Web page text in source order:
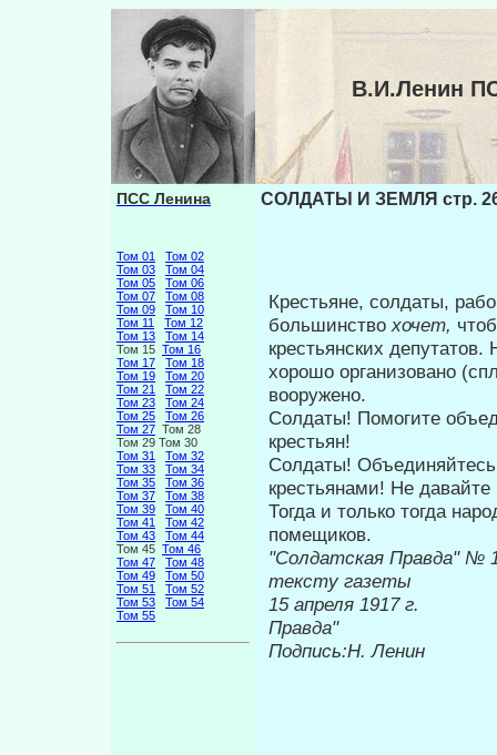
В.И.Ленин
ПСС Ленина
Том 01
Том 02
Том 03
Том 04
Том 05
Том 06
Том 07
Том 08
Том 09
Том 10
Том 11
Том 12
Том 13
Том 14
Том 15 Том 16
Том 17
Том 18
Том 19
Том 20
Том 21
Том 22
Том 23
Том 24
Том 25
Том 26
Том 27 Том 28
Том 29 Том 30
Том 31
Том 32
Том 33
Том 34
Том 35
Том 36
Том 37
Том 38
Том 39
Том 40
Том 41
Том 42
Том 43
Том 44
Том 45 Том 46
Том 47
Том 48
Том 49
Том 50
Том 51
Том 52
Том 53
Том 54
Том 55
СОЛДАТЫ И ЗЕМЛЯ стр.
Крестьяне, солдаты,
большин­ствохочет,
крестьянских
хорошо организовано
вооружено.
Солдаты! Помогите
крестьян!
Солдаты!
крестьяна­ми! Не
Тогда и только тогда
поме­щиков.
"Солдатская
тексту газеты
15
Правда"
Подпись:Η. Ленин